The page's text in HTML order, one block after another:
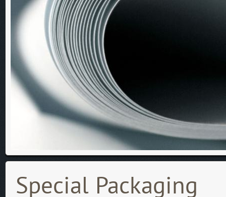
Special Packaging